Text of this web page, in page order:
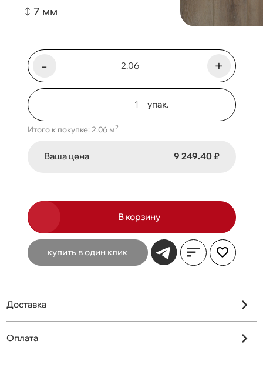
- +
упак.
Итого к покупке: 2.06 м2
Ваша цена 9 249.40 ₽
В корзину
купить в один клик
Доставка
Оплата
7 мм